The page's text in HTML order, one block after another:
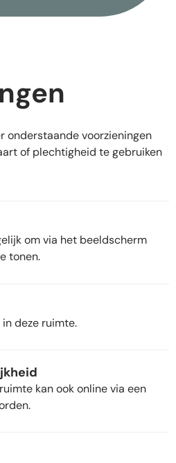
onderstaande voorzieningen
of plechtigheid te gebruiken
om via het beeldscherm
tonen.
deze ruimte.
kan ook online via een